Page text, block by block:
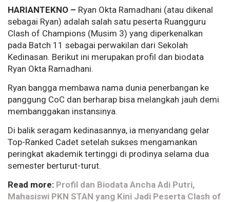
HARIANTEKNO – Ryan Okta Ramadhani (atau dikenal
sebagai Ryan) adalah salah satu peserta Ruangguru
Clash of Champions (Musim 3) yang diperkenalkan
pada Batch 11 sebagai perwakilan dari Sekolah
Kedinasan. Berikut ini merupakan profil dan biodata
Ryan Okta Ramadhani.
Ryan bangga membawa nama dunia penerbangan ke
panggung CoC dan berharap bisa melangkah jauh demi
membanggakan instansinya.
Di balik seragam kedinasannya, ia menyandang gelar
Top-Ranked Cadet setelah sukses mengamankan
peringkat akademik tertinggi di prodinya selama dua
semester berturut-turut.
Read more: Profil dan Biodata Ancha Adi Putri,
Mahasiswi PKN STAN yang Kini Jadi Peserta Clash of